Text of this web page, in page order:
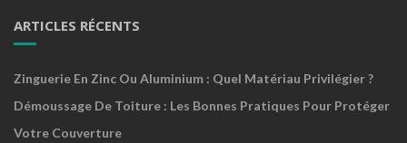
ARTICLES RÉCENTS
Zinguerie En Zinc Ou Aluminium : Quel Matériau Privilégier ?
Démoussage De Toiture : Les Bonnes Pratiques Pour Protéger
Votre Couverture